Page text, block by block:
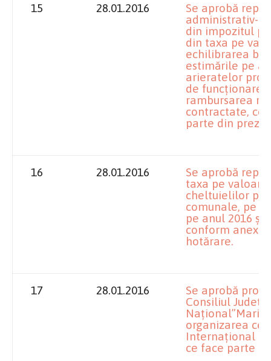
15 28.01.2016
Se aprobă
administrativ-
din impozitul
din taxa pe
echilibrarea
estimările pe
arieratelor
de funcționare
rambursarea
contractate,
parte din
16 28.01.2016
Se aprobă
taxa pe
cheltuielilor
comunale, pe
pe anul 2016 și
conform
hotărare.
17 28.01.2016
Se aprobă
Consiliul
Național”Marin
organizarea
Internațional
ce face parte